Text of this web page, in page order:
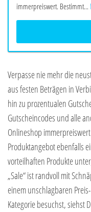
immerpreiswert. Bestimmt...
Verpasse nie mehr die
aus festen Beträgen in
hin zu prozentualen
Gutscheincodes und alle
Onlineshop
Produktangebot ebenfalls
vorteilhaften Produkte
„Sale“ ist randvoll mit
einem unschlagbaren
Kategorie besuchst, siehst